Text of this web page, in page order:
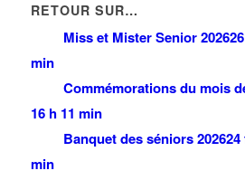
RETOUR SUR…
Miss et Mister Senior 2026
min
Commémorations du mois
16 h 11 min
Banquet des séniors 202624
min